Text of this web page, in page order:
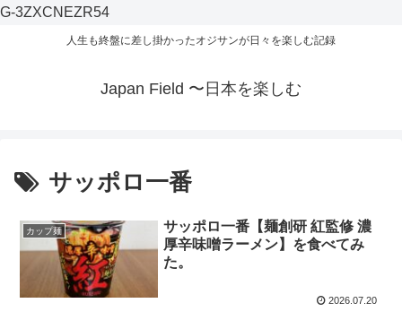
G-3ZXCNEZR54
人生も終盤に差し掛かったオジサンが日々を楽しむ記録
Japan Field 〜日本を楽しむ
サッポロ一番
カップ麺
サッポロ一番【麺創研 紅監修 濃
厚辛味噌ラーメン】を食べてみ
た。
2026.07.20